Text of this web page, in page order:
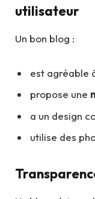
utilisateur
Un bon blog :
est agréable
propose une
a un design
utilise des